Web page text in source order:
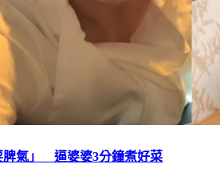
脾氣」 逼婆婆3分鐘煮好菜